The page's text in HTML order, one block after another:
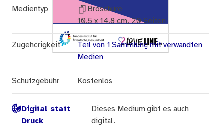
Medientyp
Broschüre
10,5 x 14,8 cm, 20 Seiten
Zugehörigkeit
Teil von 1 Sammlung mit verwandten
Medien
Schutzgebühr Kostenlos
Digital statt
Druck
Dieses Medium gibt es auch
digital.